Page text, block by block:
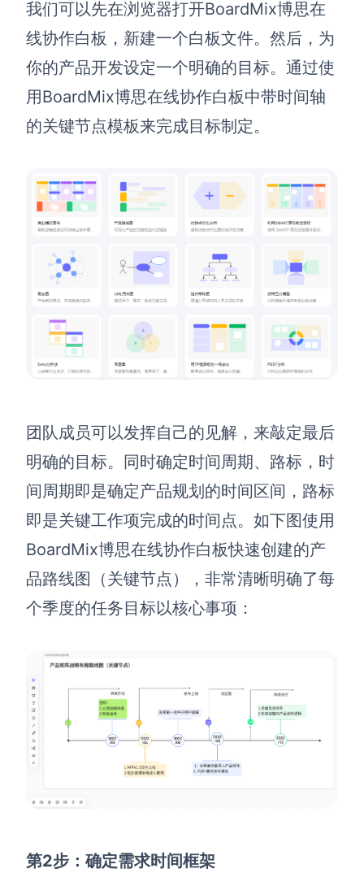
企业版申请试用
帮助支持
帮助中心
获取详细功能指南和技术支持
定价
我们可以先在浏览器打开BoardMix博思在
线协作白板，新建一个白板文件。然后，为
你的产品开发设定一个明确的目标。通过使
用BoardMix博思在线协作白板中带时间轴
的关键节点模板来完成目标制定。
团队成员可以发挥自己的见解，来敲定最后
明确的目标。同时确定时间周期、路标，时
间周期即是确定产品规划的时间区间，路标
即是关键工作项完成的时间点。如下图使用
BoardMix博思在线协作白板快速创建的产
品路线图（关键节点），非常清晰明确了每
个季度的任务目标以核心事项：
第2步：确定需求时间框架